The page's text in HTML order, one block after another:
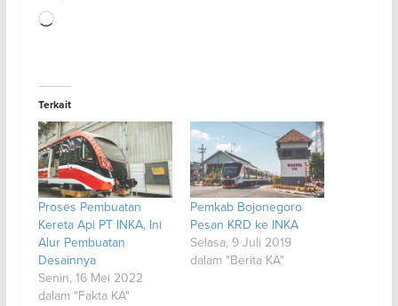
Memuat...
Terkait
Proses Pembuatan
Kereta Api PT INKA, Ini
Alur Pembuatan
Desainnya
Senin, 16 Mei 2022
dalam "Fakta KA"
Pemkab Bojonegoro
Pesan KRD ke INKA
Selasa, 9 Juli 2019
dalam "Berita KA"